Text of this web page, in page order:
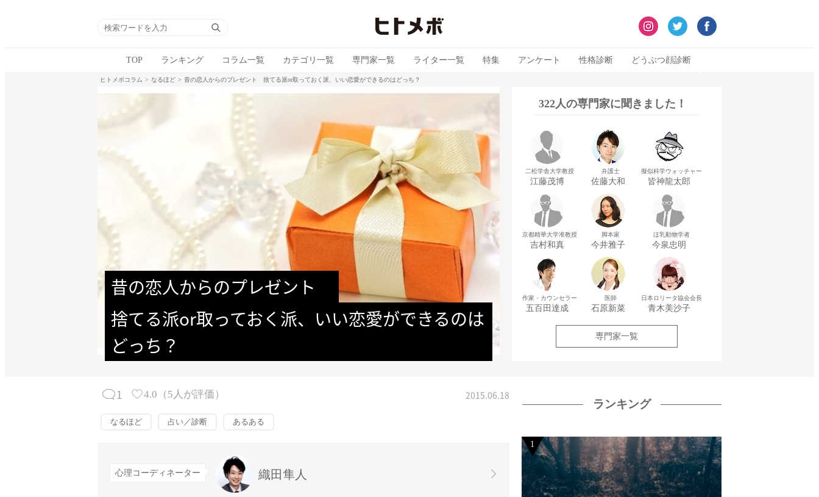
TOP ランキング コラム一覧 カテゴリ一覧 専門家一覧 ライター一覧 特集 アンケート 性格診断 どうぶつ顔診断
ヒトメボコラム なるほど 昔の恋人からのプレゼント 捨てる派or取っておく派、いい恋愛ができるのはどっち？
昔の恋人からのプレゼント
捨てる派or取っておく派、いい恋愛ができるのは
どっち？
322人の専門家に聞きました！
二松学舎大学教授
江藤茂博
弁護士
佐藤大和
擬似科学ウォッチャー
皆神龍太郎
京都精華大学准教授
吉村和真
脚本家
今井雅子
ほ乳動物学者
今泉忠明
作家・カウンセラー
五百田達成
医師
石原新菜
日本ロリータ協会会長
青木美沙子
専門家一覧
1 4.0 （ 5 人が評価） 2015.06.18
なるほど 占い／診断 あるある
心理コーディネーター 織田隼人
ランキング
1